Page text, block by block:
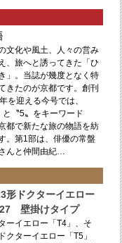
文化や風土、人々の営み
、旅へと誘ってきた「ひ
」。当誌が幾度となく特
きたのが京都です。創刊
を迎える今号では、
と〝5〟をキーワード
都で新たな旅の物語を紡
。第1部は、俳優の常盤
んと仲間由紀…
ドクターイエロー
壁掛けタイプ
ーイエロー「T4」、そ
クターイエロー「T5」